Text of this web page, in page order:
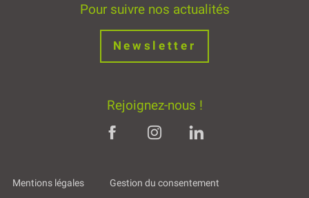
Pour suivre nos actualités
Newsletter
Rejoignez-nous !
Mentions légales Gestion du consentement